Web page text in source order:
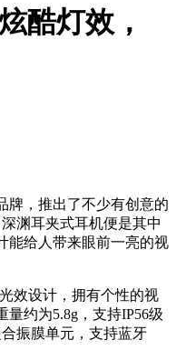
酷灯效，
牌，推出了不少有创意的
渊耳夹式耳机便是其中
能给人带来眼前一亮的视
效设计，拥有个性的视
约为5.8g，支持IP56级
振膜单元，支持蓝牙